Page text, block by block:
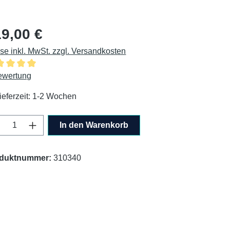
Preis:
€
inkl. MwSt. zzgl. Versandkosten
Bewertung von 5 von 5 Sternen
1-2 Wochen
Anzahl: Gib den gewünschten
In den Warenkorb
310340